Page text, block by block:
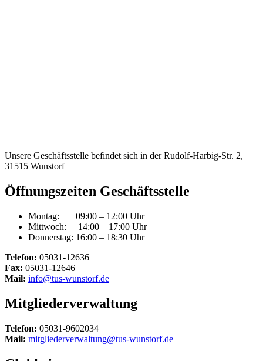
Unsere Geschäftsstelle befindet sich in der Rudolf-Harbig-Str. 2,
31515 Wunstorf
Öffnungszeiten Geschäftsstelle
Montag: 09:00 – 12:00 Uhr
Mittwoch: 14:00 – 17:00 Uhr
Donnerstag: 16:00 – 18:30 Uhr
Telefon: 05031-12636
Fax: 05031-12646
Mail: info@tus-wunstorf.de
Mitgliederverwaltung
Telefon: 05031-9602034
Mail: mitgliederverwaltung@tus-wunstorf.de